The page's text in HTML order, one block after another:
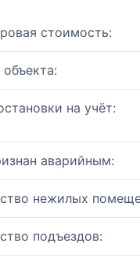
стоимость:
на учёт:
аварийным:
нежилых
подъездов: